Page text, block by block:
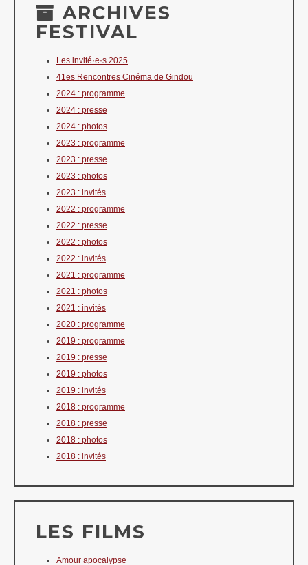
ARCHIVES
FESTIVAL
Les invité·e·s 2025
41es Rencontres Cinéma de Gindou
2024 : programme
2024 : presse
2024 : photos
2023 : programme
2023 : presse
2023 : photos
2023 : invités
2022 : programme
2022 : presse
2022 : photos
2022 : invités
2021 : programme
2021 : photos
2021 : invités
2020 : programme
2019 : programme
2019 : presse
2019 : photos
2019 : invités
2018 : programme
2018 : presse
2018 : photos
2018 : invités
LES FILMS
Amour apocalypse